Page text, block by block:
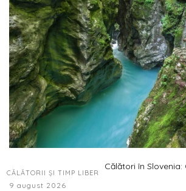
CĂLĂTORII ȘI TIMP LIBER
Călători în Slovenia:
9 august 2026